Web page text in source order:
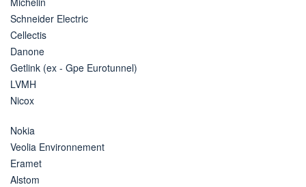
Schneider Electric
Cellectis
Danone
Getlink (ex - Gpe Eurotunnel)
LVMH
Nicox
Nokia
Veolia Environnement
Eramet
Alstom